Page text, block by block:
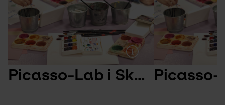
Picasso-Lab i Skulpturparken